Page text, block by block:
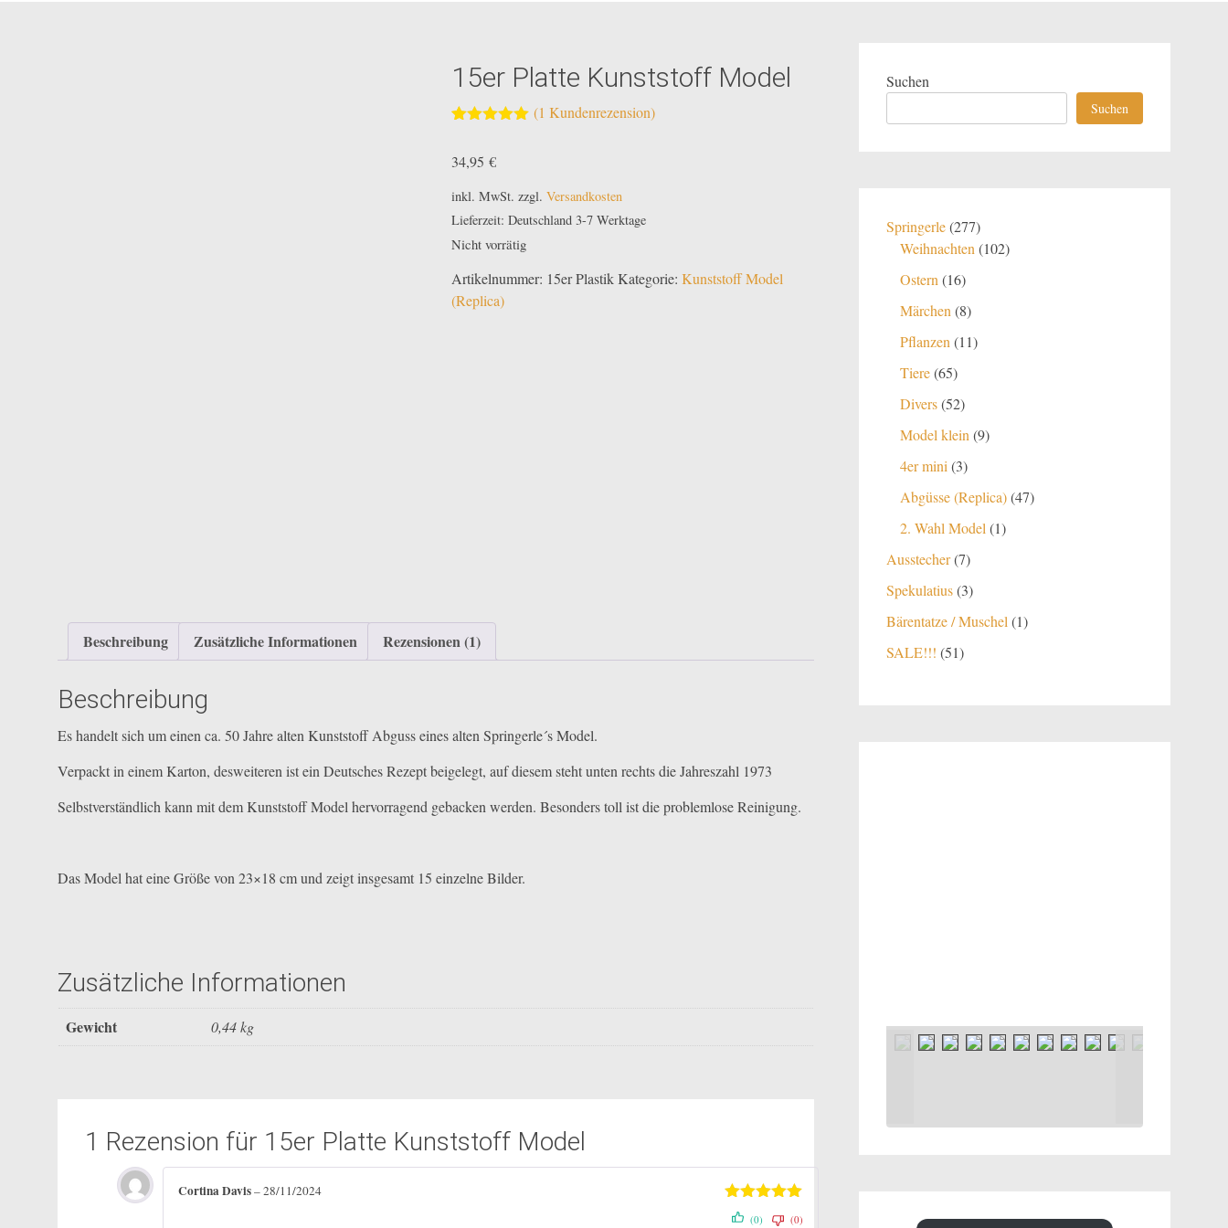
15er Platte Kunststoff Model
basierend
Kundenbewertung
(1 Kundenrezension)
34,95 €
inkl. MwSt. zzgl. Versandkosten
Lieferzeit: Deutschland 3-7 Werktage
Nicht vorrätig
Artikelnummer: 15er Plastik Kategorie: Kunststoff Model
(Replica)
Beschreibung Zusätzliche Informationen Rezensionen (1)
Beschreibung
Es handelt sich um einen ca. 50 Jahre alten Kunststoff Abguss eines alten Springerle´s Model.
Verpackt in einem Karton, desweiteren ist ein Deutsches Rezept beigelegt, auf diesem steht unten rechts die Jahreszahl 1973
Selbstverständlich kann mit dem Kunststoff Model hervorragend gebacken werden. Besonders toll ist die problemlose Reinigung.
Das Model hat eine Größe von 23×18 cm und zeigt insgesamt 15 einzelne Bilder.
Zusätzliche Informationen
Gewicht 0,44 kg
1 Rezension für 15er Platte Kunststoff Model
Bewertet mit
Cortina Davis–28/11/2024
(0) (0)
Suchen
Suchen
Springerle 277277
Produkte
Weihnachten 102102
Ostern 1616
Märchen 88
Pflanzen 1111
Tiere 6565
Divers 5252
Model klein 99
4er mini 33
Abgüsse (Replica) 4747
2. Wahl Model 11
Ausstecher 77
Spekulatius 33
Bärentatze / Muschel 11
SALE!!! 5151